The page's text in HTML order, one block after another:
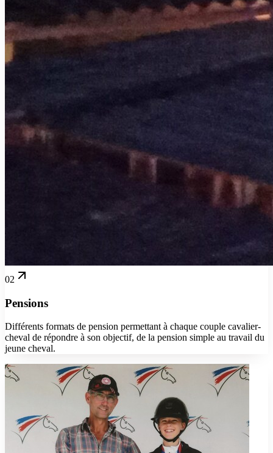
02
Pensions
Différents formats de pension permettant à chaque couple cavalier-
cheval de répondre à son objectif, de la pension simple au travail du
jeune cheval.